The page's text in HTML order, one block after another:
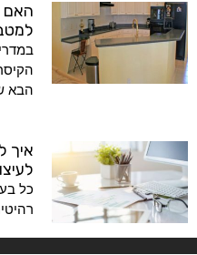
האם
הבא
איך
כל